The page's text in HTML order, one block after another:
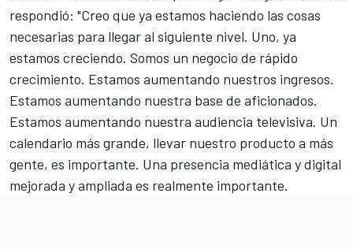
respondió: "Creo que ya estamos haciendo las cosas
necesarias para llegar al siguiente nivel. Uno, ya
estamos creciendo. Somos un negocio de rápido
crecimiento. Estamos aumentando nuestros ingresos.
Estamos aumentando nuestra base de aficionados.
Estamos aumentando nuestra audiencia televisiva. Un
calendario más grande, llevar nuestro producto a más
gente, es importante. Una presencia mediática y digital
mejorada y ampliada es realmente importante.